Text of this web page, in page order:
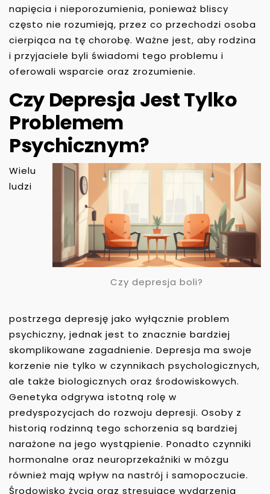
napięcia i nieporozumienia, ponieważ bliscy
często nie rozumieją, przez co przechodzi osoba
cierpiąca na tę chorobę. Ważne jest, aby rodzina
i przyjaciele byli świadomi tego problemu i
oferowali wsparcie oraz zrozumienie.
Czy Depresja Jest Tylko
Problemem
Psychicznym?
Czy depresja boli?
Wielu
ludzi
postrzega depresję jako wyłącznie problem
psychiczny, jednak jest to znacznie bardziej
skomplikowane zagadnienie. Depresja ma swoje
korzenie nie tylko w czynnikach psychologicznych,
ale także biologicznych oraz środowiskowych.
Genetyka odgrywa istotną rolę w
predyspozycjach do rozwoju depresji. Osoby z
historią rodzinną tego schorzenia są bardziej
narażone na jego wystąpienie. Ponadto czynniki
hormonalne oraz neuroprzekaźniki w mózgu
również mają wpływ na nastrój i samopoczucie.
Środowisko życia oraz stresujące wydarzenia